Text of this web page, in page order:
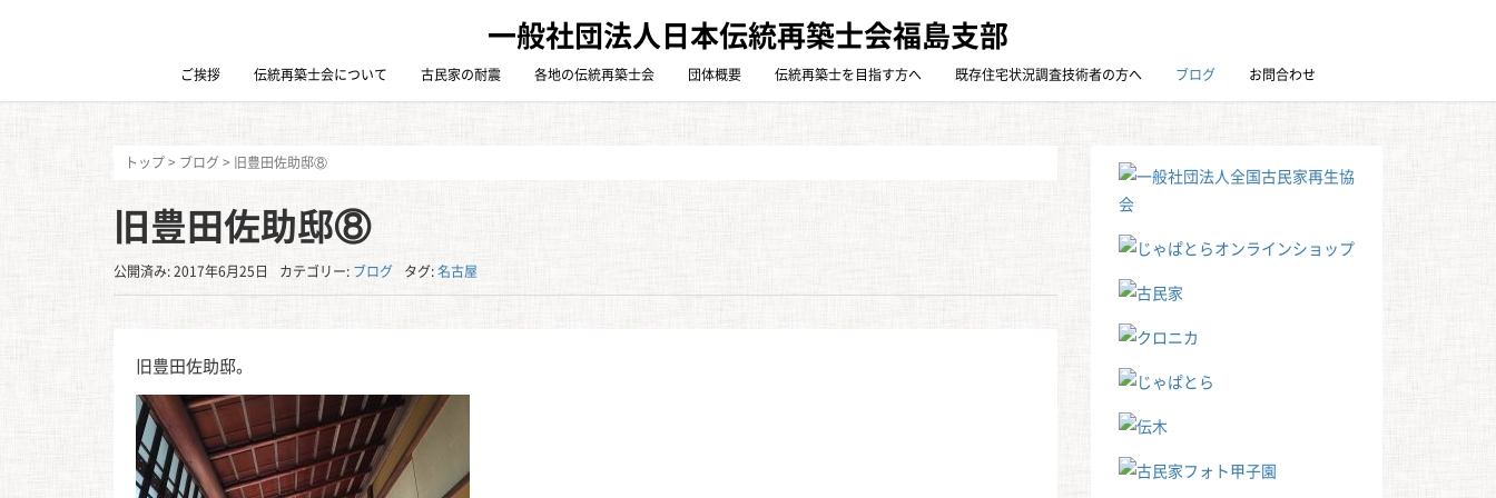
一般社団法人日本伝統再築士会福島支部
ご挨拶 伝統再築士会について 古民家の耐震 各地の伝統再築士会 団体概要 伝統再築士を目指す方へ 既存住宅状況調査技術者の方へ ブログ お問合わせ
トップ> ブログ> 旧豊田佐助邸⑧
旧豊田佐助邸⑧
公開済み: 2017年6月25日 カテゴリー: ブログ タグ:名古屋
旧豊田佐助邸。